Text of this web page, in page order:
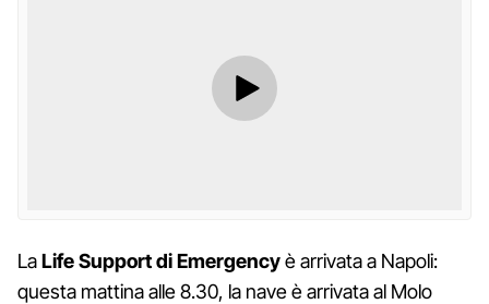
LaLife Support di Emergencyè arrivata a Napoli:
questa mattina alle 8.30, la nave è arrivata al Molo